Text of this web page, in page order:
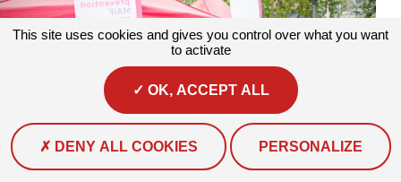
This site uses cookies and gives you control over what you want
to activate
OK, ACCEPT ALL
DENY ALL COOKIES PERSONALIZE